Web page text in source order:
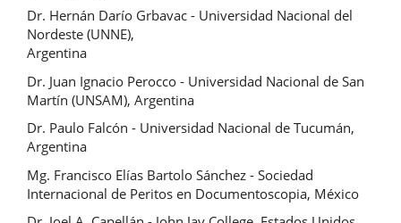
Dr. Hernán Darío Grbavac - Universidad Nacional del
Nordeste (UNNE),
Argentina
Dr. Juan Ignacio Perocco - Universidad Nacional de San
Martín (UNSAM), Argentina
Dr. Paulo Falcón - Universidad Nacional de Tucumán,
Argentina
Mg. Francisco Elías Bartolo Sánchez - Sociedad
Internacional de Peritos en Documentoscopia, México